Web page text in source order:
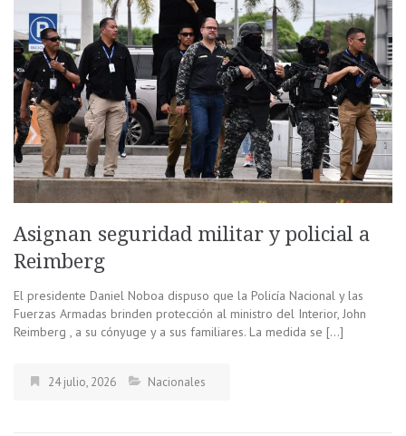
Asignan seguridad militar y policial a
Reimberg
El presidente Daniel Noboa dispuso que la Policía Nacional y las
Fuerzas Armadas brinden protección al ministro del Interior, John
Reimberg , a su cónyuge y a sus familiares. La medida se […]
24 julio, 2026 Nacionales